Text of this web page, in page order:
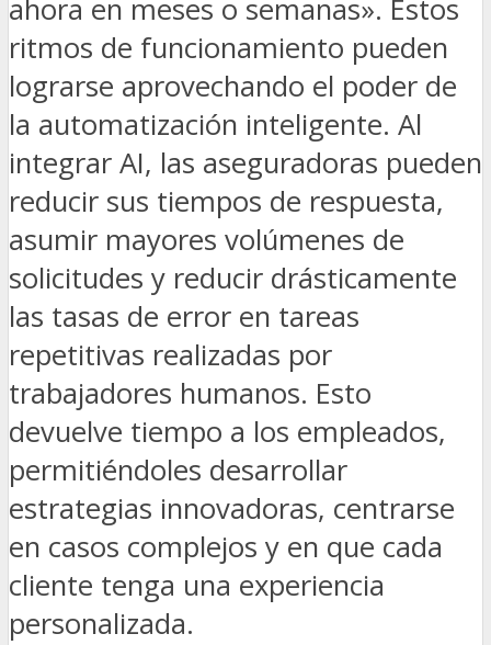
ahora en meses o semanas». Estos
ritmos de funcionamiento pueden
lograrse aprovechando el poder de
la automatización inteligente. Al
integrar AI, las aseguradoras pueden
reducir sus tiempos de respuesta,
asumir mayores volúmenes de
solicitudes y reducir drásticamente
las tasas de error en tareas
repetitivas realizadas por
trabajadores humanos. Esto
devuelve tiempo a los empleados,
permitiéndoles desarrollar
estrategias innovadoras, centrarse
en casos complejos y en que cada
cliente tenga una experiencia
personalizada.